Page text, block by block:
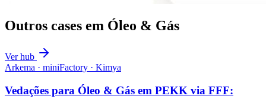
Outros cases em Óleo & Gás
Ver hub
Arkema · miniFactory · Kimya
Vedações para Óleo & Gás em PEKK via FFF: